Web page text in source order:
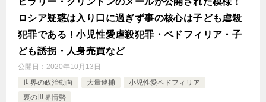
ロシア疑惑は入り口に過ぎず事の核心は子ども虐殺
犯罪である！小児性愛虐殺犯罪・ペドフィリア・子
ども誘拐・人身売買など
公開日： 2020年10月13日
世界の政治動向
大量逮捕
小児性愛ペドフィリア
裏の世界情勢